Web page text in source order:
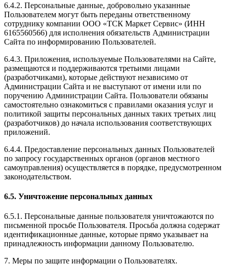
6.4.2. Персональные данные, добровольно указанные
Пользователем могут быть переданы ответственному
сотруднику компании ООО «ТСК Маркет Сервис» (ИНН
6165560566) для исполнения обязательств Администрации
Сайта по информированию Пользователей.
6.4.3. Приложения, используемые Пользователями на Сайте,
размещаются и поддерживаются третьими лицами
(разработчиками), которые действуют независимо от
Администрации Сайта и не выступают от имени или по
поручению Администрации Сайта. Пользователи обязаны
самостоятельно ознакомиться с правилами оказания услуг и
политикой защиты персональных данных таких третьих лиц
(разработчиков) до начала использования соответствующих
приложений.
6.4.4. Предоставление персональных данных Пользователей
по запросу государственных органов (органов местного
самоуправления) осуществляется в порядке, предусмотренном
законодательством.
6.5. Уничтожение персональных данных
6.5.1. Персональные данные пользователя уничтожаются по
письменной просьбе Пользователя. Просьба должна содержат
идентификационные данные, которые прямо указывает на
принадлежность информации данному Пользователю.
7. Меры по защите информации о Пользователях.